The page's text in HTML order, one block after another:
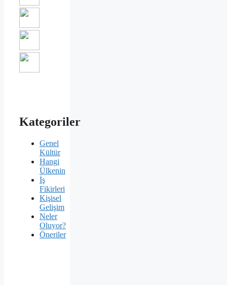
Kategoriler
Genel
Kültür
Hangi
Ülkenin
İş
Fikirleri
Kişisel
Gelişim
Neler
Oluyor?
Öneriler